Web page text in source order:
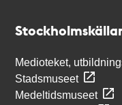
Medioteket,
Stadsmuseet
Medeltidsmuseet